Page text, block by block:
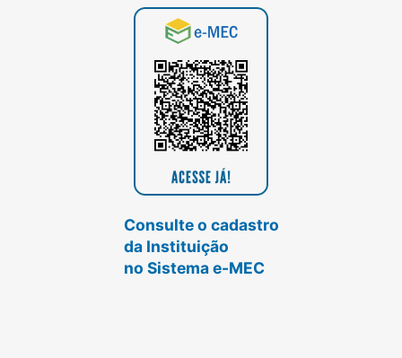
Consulte o cadastro
da Instituição
no Sistema e-MEC